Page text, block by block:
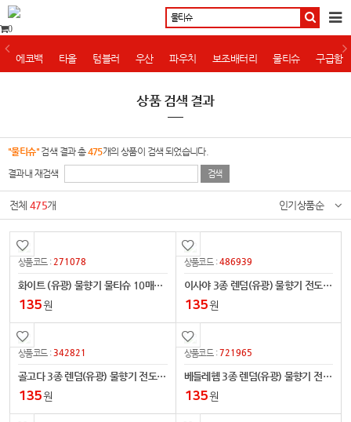
0
에코백 타올 텀블러 우산 파우치 보조배터리 물티슈 구급함
상품 검색 결과
"물티슈" 검색 결과 총475개의 상품이 검색 되었습니다.
결과내 재검색
전체475개 인기상품순
상품코드 :271078
화이트 (유광) 물향기 물티슈 10매용-14
135원
상품코드 :486939
이사야 3종 렌덤(유광) 물향기 전도용 물티슈 10매용
135원
상품코드 :342821
골고다 3종 렌덤(유광) 물향기 전도용 물티슈 10매용
135원
상품코드 :721965
베들레헴 3종 렌덤(유광) 물향기 전도용 물티슈 10매용
135원